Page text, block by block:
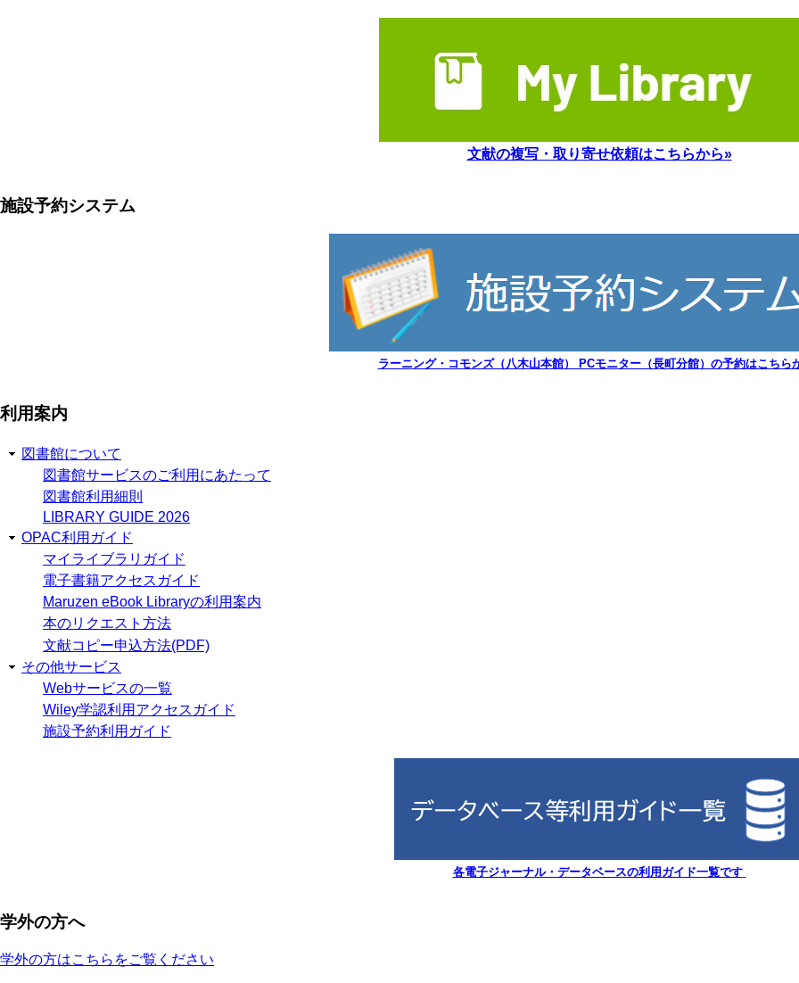
文献の複写・取り寄せ依頼はこちらから»
施設予約システム
ラーニング・コモンズ（八木山本館） PCモニター（長町分館）の予約はこちら
利用案内
図書館について
図書館サービスのご利用にあたって
図書館利用細則
LIBRARY GUIDE 2026
OPAC利用ガイド
マイライブラリガイド
電子書籍アクセスガイド
Maruzen eBook Libraryの利用案内
本のリクエスト方法
文献コピー申込方法(PDF)
その他サービス
Webサービスの一覧
Wiley学認利用アクセスガイド
施設予約利用ガイド
各電子ジャーナル・データベースの利用ガイド一覧です
学外の方へ
学外の方はこちらをご覧ください